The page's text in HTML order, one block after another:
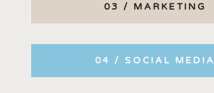
03 / MARKETING
04 / SOCIAL MEDIA